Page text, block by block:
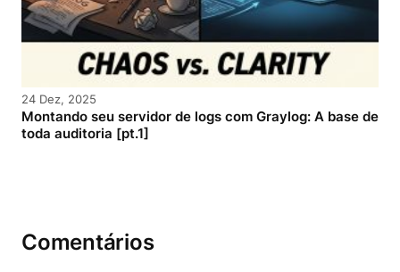
24 Dez, 2025
Montando seu servidor de logs com Graylog: A base de
toda auditoria [pt.1]
Comentários